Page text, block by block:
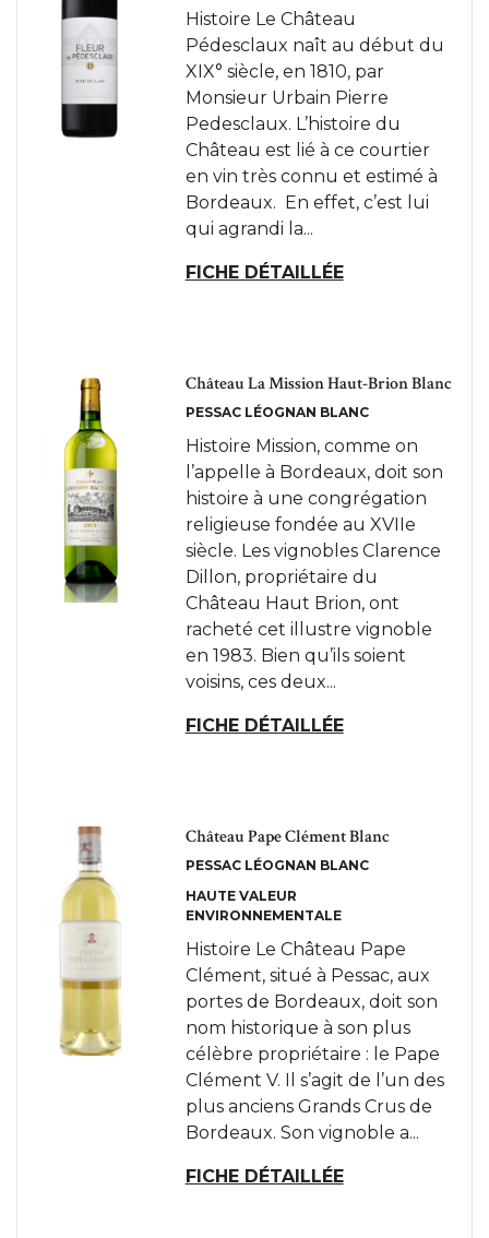
Histoire Le Château
Pédesclaux naît au début du
XIX° siècle, en 1810, par
Monsieur Urbain Pierre
Pedesclaux. L’histoire du
Château est lié à ce courtier
en vin très connu et estimé à
Bordeaux. En effet, c’est lui
qui agrandi la...
FICHE DÉTAILLÉE
Château La Mission Haut-Brion Blanc
PESSAC LÉOGNAN BLANC
Histoire Mission, comme on
l’appelle à Bordeaux, doit son
histoire à une congrégation
religieuse fondée au XVIIe
siècle. Les vignobles Clarence
Dillon, propriétaire du
Château Haut Brion, ont
racheté cet illustre vignoble
en 1983. Bien qu’ils soient
voisins, ces deux...
FICHE DÉTAILLÉE
Château Pape Clément Blanc
PESSAC LÉOGNAN BLANC
HAUTE VALEUR
ENVIRONNEMENTALE
Histoire Le Château Pape
Clément, situé à Pessac, aux
portes de Bordeaux, doit son
nom historique à son plus
célèbre propriétaire : le Pape
Clément V. Il s’agit de l’un des
plus anciens Grands Crus de
Bordeaux. Son vignoble a...
FICHE DÉTAILLÉE